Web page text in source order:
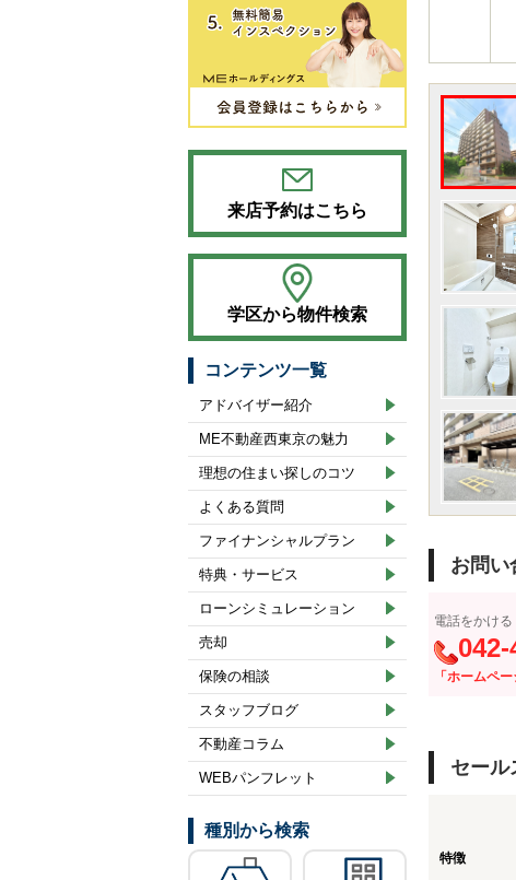
お問い
電話をかける
「ホームペ
セール
特徴
来店予約はこちら
学区から物件検索
コンテンツ一覧
アドバイザー紹介
ME不動産西東京の魅力
理想の住まい探しのコツ
よくある質問
ファイナンシャルプラン
特典・サービス
ローンシミュレーション
売却
保険の相談
スタッフブログ
不動産コラム
WEBパンフレット
種別から検索